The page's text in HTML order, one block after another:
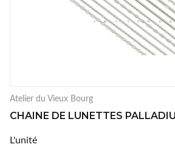
Atelier du Vieux Bourg
CHAINE DE LUNETTES
L'unité